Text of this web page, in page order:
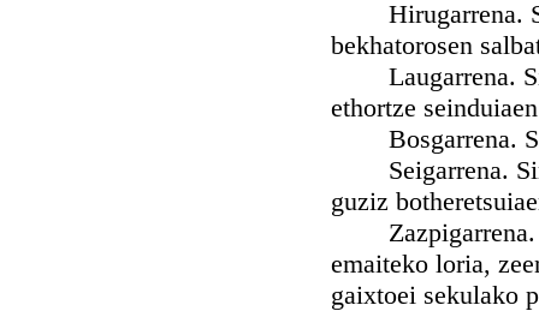
Hirugarrena.
bekhatorosen
Laugarrena.
ethortze
Bosgarrena.
Seigarrena.
guziz
Zazpigarrena.
emaiteko loria,
gaixtoei sekulako